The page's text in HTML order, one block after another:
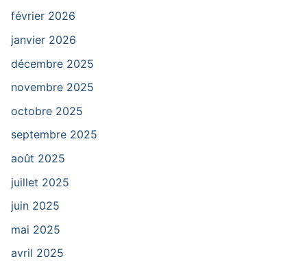
février 2026
janvier 2026
décembre 2025
novembre 2025
octobre 2025
septembre 2025
août 2025
juillet 2025
juin 2025
mai 2025
avril 2025